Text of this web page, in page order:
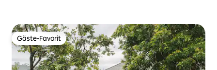
Gäste-Favorit
Gäste-Favorit